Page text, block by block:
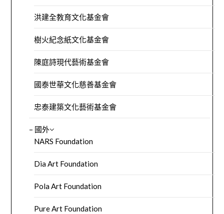
洪建全教育文化基金會
樹火紀念紙文化基金會
陳庭詩現代藝術基金會
國泰世華文化慈善基金會
忠泰建築文化藝術基金會
– 國外
NARS Foundation
Dia Art Foundation
Pola Art Foundation
Pure Art Foundation